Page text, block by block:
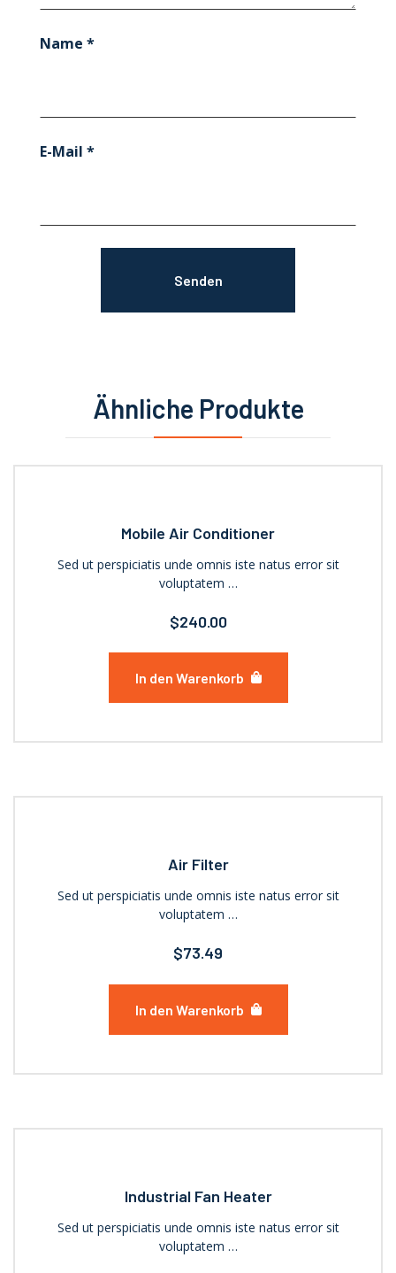
Name *
E-Mail *
Ähnliche Produkte
Mobile Air Conditioner
Sed ut perspiciatis unde omnis iste natus error sit
voluptatem …
$240.00
In den Warenkorb
Air Filter
Sed ut perspiciatis unde omnis iste natus error sit
voluptatem …
$73.49
In den Warenkorb
Industrial Fan Heater
Sed ut perspiciatis unde omnis iste natus error sit
voluptatem …